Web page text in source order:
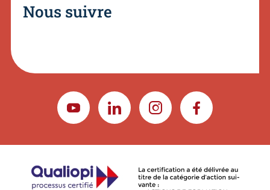
Nous suivre
YOUTUBELINKEDININSTAGRAMFACEBOOK